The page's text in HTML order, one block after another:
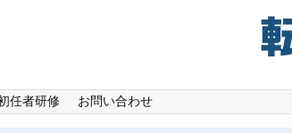
任者研修 お問い合わせ